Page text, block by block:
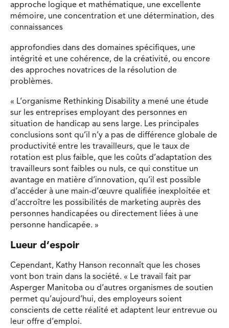
approche logique et mathématique, une excellente
mémoire, une concentration et une détermination, des
connaissances
approfondies dans des domaines spécifiques, une
intégrité et une cohérence, de la créativité, ou encore
des approches novatrices de la résolution de
problèmes.
« L’organisme Rethinking Disability a mené une étude
sur les entreprises employant des personnes en
situation de handicap au sens large. Les principales
conclusions sont qu’il n’y a pas de différence globale de
productivité entre les travailleurs, que le taux de
rotation est plus faible, que les coûts d’adaptation des
travailleurs sont faibles ou nuls, ce qui constitue un
avantage en matière d’innovation, qu’il est possible
d’accéder à une main-d’œuvre qualifiée inexploitée et
d’accroître les possibilités de marketing auprès des
personnes handicapées ou directement liées à une
personne handicapée. »
Lueur d’espoir
Cependant, Kathy Hanson reconnaît que les choses
vont bon train dans la société. « Le travail fait par
Asperger Manitoba ou d’autres organismes de soutien
permet qu’aujourd’hui, des employeurs soient
conscients de cette réalité et adaptent leur entrevue ou
leur offre d’emploi.